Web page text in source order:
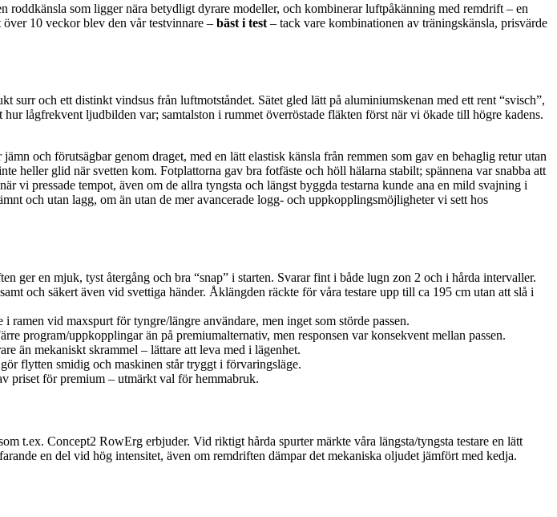
som ligger nära betydligt dyrare modeller, och kombinerar luftpåkänning med remdrift – en
10 veckor blev den vår testvinnare – bäst i test – tack vare kombinationen av träningskänsla, prisvärde
och ett distinkt vindsus från luftmotståndet. Sätet gled lätt på aluminiumskenan med ett rent “svisch”,
lågfrekvent ljudbilden var; samtalston i rummet överröstade fläkten först när vi ökade till högre kadens.
och förutsägbar genom draget, med en lätt elastisk känsla från remmen som gav en behaglig retur utan
heller glid när svetten kom. Fotplattorna gav bra fotfäste och höll hälarna stabilt; spännena var snabba att
vi pressade tempot, även om de allra tyngsta och längst byggda testarna kunde ana en mild svajning i
och utan lagg, om än utan de mer avancerade logg- och uppkopplingsmöjligheter vi sett hos
ger en mjuk, tyst återgång och bra “snap” i starten. Svarar fint i både lugn zon 2 och i hårda intervaller.
och säkert även vid svettiga händer. Åklängden räckte för våra testare upp till ca 195 cm utan att slå i
vid maxspurt för tyngre/längre användare, men inget som störde passen.
program/uppkopplingar än på premiumalternativ, men responsen var konsekvent mellan passen.
än mekaniskt skrammel – lättare att leva med i lägenhet.
flytten smidig och maskinen står tryggt i förvaringsläge.
priset för premium – utmärkt val för hemmabruk.
t.ex. Concept2 RowErg erbjuder. Vid riktigt hårda spurter märkte våra längsta/tyngsta testare en lätt
en del vid hög intensitet, även om remdriften dämpar det mekaniska oljudet jämfört med kedja.